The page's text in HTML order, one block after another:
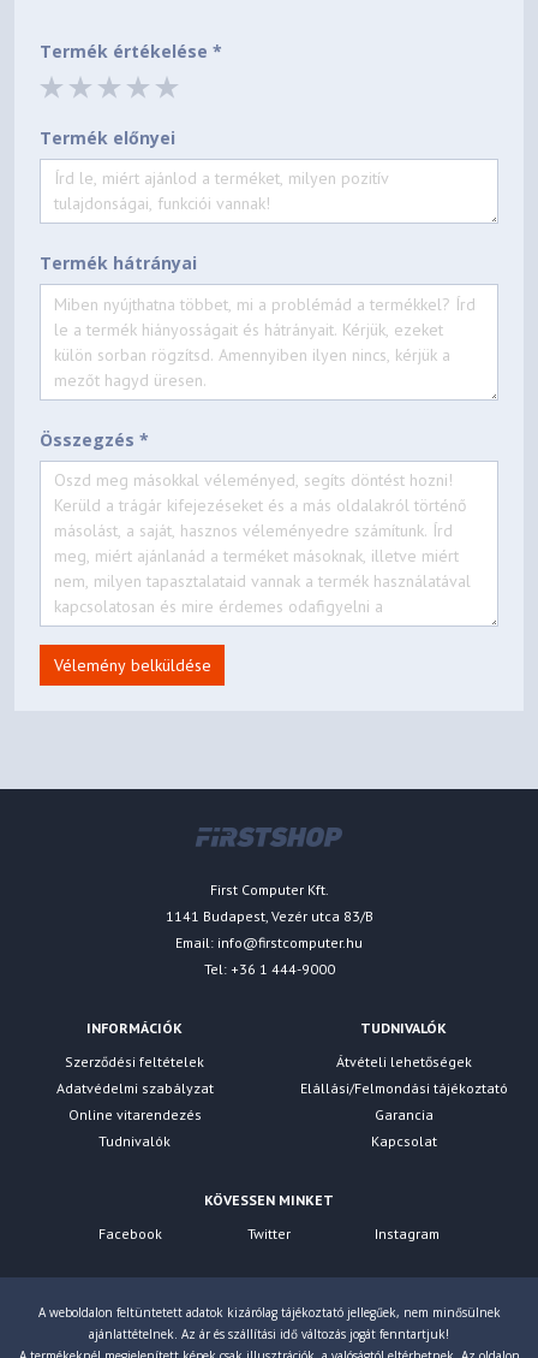
Termék értékelése *
Termék előnyei
Termék hátrányai
Összegzés *
Vélemény belküldése
First Computer Kft.
1141 Budapest, Vezér utca 83/B
Email: info@firstcomputer.hu
Tel: +36 1 444-9000
INFORMÁCIÓK
Szerződési feltételek
Adatvédelmi szabályzat
Online vitarendezés
Tudnivalók
TUDNIVALÓK
Átvételi lehetőségek
Elállási/Felmondási tájékoztató
Garancia
Kapcsolat
KÖVESSEN MINKET
Facebook
Twitter Instagram
A weboldalon feltüntetett adatok kizárólag tájékoztató jellegűek, nem minősülnek
ajánlattételnek. Az ár és szállítási idő változás jogát fenntartjuk!